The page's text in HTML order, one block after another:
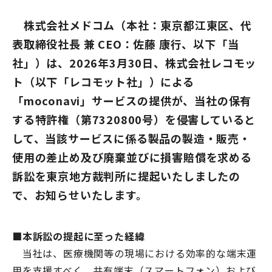
採用情報
株式会社メドコム（本社：東京都江東区、代
表取締役社長 兼 CEO：佐藤 康行、以下「当
社」）は、2026年3月30日、株式会社レコモッ
ト（以下「レコモット社」）による
「moconavi」サービスの提供が、当社の保有
する特許権（第7320800号）を侵害していると
して、当該サービスに係る製品の製造・販売・
使用の差止め及び廃棄並びに損害賠償を求める
訴訟を東京地方裁判所に提起いたしましたの
で、お知らせいたします。
■本訴訟の提起に至った経緯
当社は、医療機関等の現場における効率的な端末運